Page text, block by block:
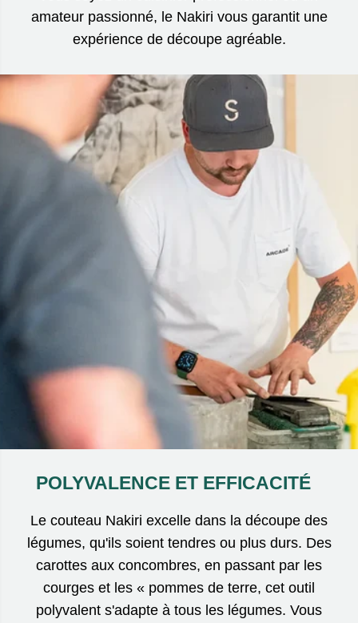
amateur passionné, le Nakiri vous garantit une
expérience de découpe agréable.
POLYVALENCE ET EFFICACITÉ
Le couteau Nakiri excelle dans la découpe des
légumes, qu'ils soient tendres ou plus durs. Des
carottes aux concombres, en passant par les
courges et les « pommes de terre, cet outil
polyvalent s'adapte à tous les légumes. Vous